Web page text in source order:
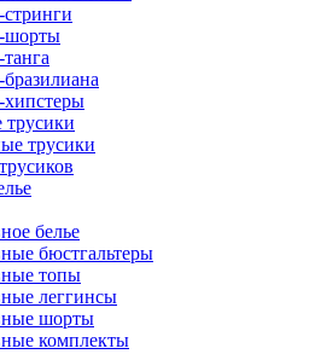
шорты
трусики
белье
бюстгальтеры
топы
леггинсы
шорты
комплекты